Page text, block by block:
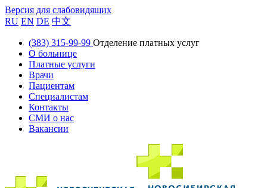
Версия для слабовидящих
RU EN DE 中文
(383) 315-99-99 Отделение платных услуг
О больнице
Платные услуги
Врачи
Пациентам
Специалистам
Контакты
СМИ о нас
Вакансии